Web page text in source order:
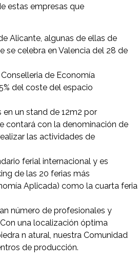
estas empresas que
Alicante, algunas de ellas de
se celebra en Valencia del 28 de
de Economía
del coste del espacio
un stand de 12m2 por
contará con la denominación de
las actividades de
ferial internacional y es
de las 20 ferias más
Aplicada) como la cuarta feria
número de profesionales y
una localización óptima
n atural, nuestra Comunidad
de producción.